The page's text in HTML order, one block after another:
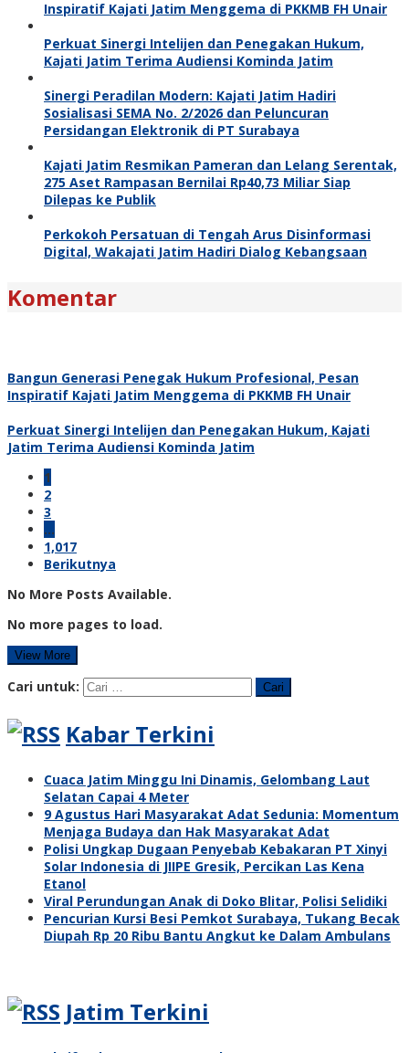
Inspiratif Kajati Jatim Menggema di PKKMB FH Unair
Perkuat Sinergi Intelijen dan Penegakan Hukum,
Kajati Jatim Terima Audiensi Kominda Jatim
Sinergi Peradilan Modern: Kajati Jatim Hadiri
Sosialisasi SEMA No. 2/2026 dan Peluncuran
Persidangan Elektronik di PT Surabaya
Kajati Jatim Resmikan Pameran dan Lelang Serentak,
275 Aset Rampasan Bernilai Rp40,73 Miliar Siap
Dilepas ke Publik
Perkokoh Persatuan di Tengah Arus Disinformasi
Digital, Wakajati Jatim Hadiri Dialog Kebangsaan
Komentar
Bangun Generasi Penegak Hukum Profesional, Pesan
Inspiratif Kajati Jatim Menggema di PKKMB FH Unair
Perkuat Sinergi Intelijen dan Penegakan Hukum, Kajati
Jatim Terima Audiensi Kominda Jatim
1
2
3
…
1,017
Berikutnya
No More Posts Available.
No more pages to load.
View More
Cari untuk:
Kabar Terkini
Cuaca Jatim Minggu Ini Dinamis, Gelombang Laut
Selatan Capai 4 Meter
9 Agustus Hari Masyarakat Adat Sedunia: Momentum
Menjaga Budaya dan Hak Masyarakat Adat
Polisi Ungkap Dugaan Penyebab Kebakaran PT Xinyi
Solar Indonesia di JIIPE Gresik, Percikan Las Kena
Etanol
Viral Perundungan Anak di Doko Blitar, Polisi Selidiki
Pencurian Kursi Besi Pemkot Surabaya, Tukang Becak
Diupah Rp 20 Ribu Bantu Angkut ke Dalam Ambulans
Jatim Terkini